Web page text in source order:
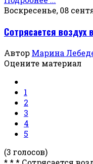
Воскресенье, 08
Сотрясается воздух
Автор Марина
Оцените материал
1
2
3
4
5
(3 голосов)